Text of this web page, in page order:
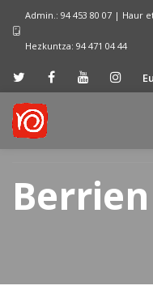
Admin.: 94 453 80 07 | Haur
Hezkuntza: 94 471 04 44